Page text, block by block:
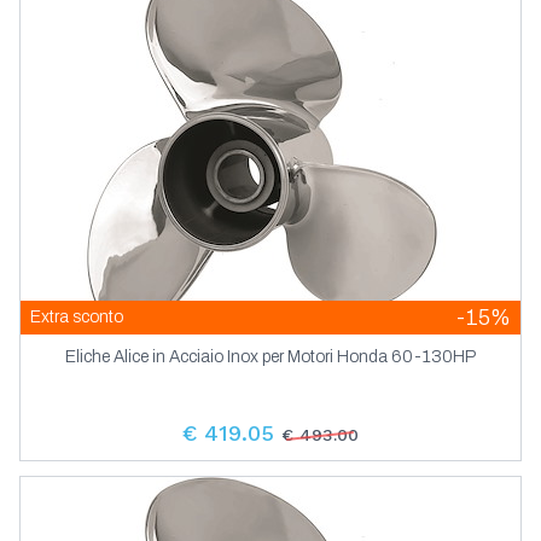
Extra sconto -15%
Eliche Alice in Acciaio Inox per Motori Honda 60-130HP
€ 419.05 € 493.00
Pannelli Elettrici Toggle Button
Pannelli Elettrici Yis Ip66
Pannelli Prese E Indicatori Socket
Pannelli Tester Pompa Sentina Salpa
Tergicristalli Per Medie Imbarcazioni
Tergicristalli Per Piccole Imbarcazioni
Tergicristalli Standard